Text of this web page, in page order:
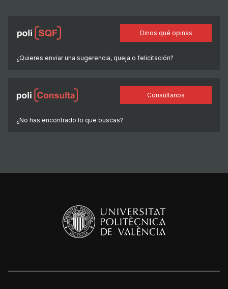
¿Quieres enviar una sugerencia, queja o felicitación?
Dinos qué opinas
¿No has encontrado lo que buscas?
Consúltanos